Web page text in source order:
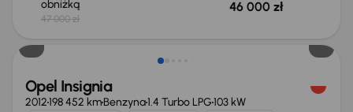
obniżką
47 000 zł
46 000 zł
Opel Insignia
2012198 452 kmBenzyna1.4 Turbo LPG103 kW